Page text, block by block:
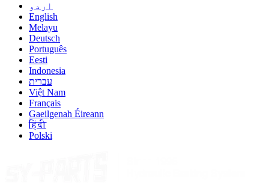
اردو
English
Melayu
Deutsch
Português
Eesti
Indonesia
עברית
Việt Nam
Français
Gaeilgenah Éireann
हिंदी
Polski